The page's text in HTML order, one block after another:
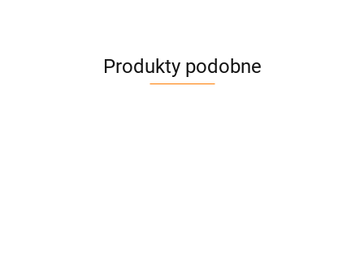
Produkty podobne